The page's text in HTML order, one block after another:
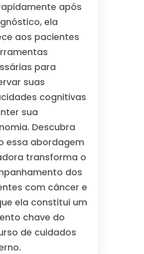
após
ela
aos pacientes
para
suas
cognitivas
sua
Descubra
essa abordagem
transforma o
dos
com câncer e
ela constitui um
chave do
de cuidados